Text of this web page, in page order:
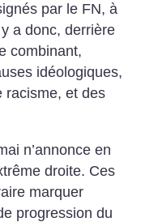
par le FN, à
a donc, derrière
combinant,
idéologiques,
racisme, et des
n’annonce en
droite. Ces
marquer
progression du